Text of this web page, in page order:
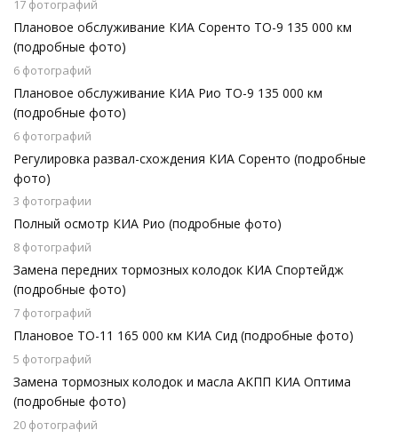
17 фотографий
Плановое обслуживание КИА Соренто ТО-9 135 000 км
(подробные фото)
6 фотографий
Плановое обслуживание КИА Рио ТО-9 135 000 км
(подробные фото)
6 фотографий
Регулировка развал-схождения КИА Соренто (подробные
фото)
3 фотографии
Полный осмотр КИА Рио (подробные фото)
8 фотографий
Замена передних тормозных колодок КИА Спортейдж
(подробные фото)
7 фотографий
Плановое ТО-11 165 000 км КИА Сид (подробные фото)
5 фотографий
Замена тормозных колодок и масла АКПП КИА Оптима
(подробные фото)
20 фотографий